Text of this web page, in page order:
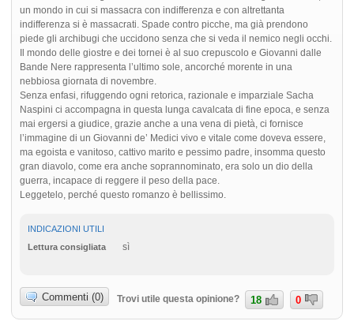
un mondo in cui si massacra con indifferenza e con altrettanta
indifferenza si è massacrati. Spade contro picche, ma già prendono
piede gli archibugi che uccidono senza che si veda il nemico negli occhi.
Il mondo delle giostre e dei tornei è al suo crepuscolo e Giovanni dalle
Bande Nere rappresenta l’ultimo sole, ancorché morente in una
nebbiosa giornata di novembre.
Senza enfasi, rifuggendo ogni retorica, razionale e imparziale Sacha
Naspini ci accompagna in questa lunga cavalcata di fine epoca, e senza
mai ergersi a giudice, grazie anche a una vena di pietà, ci fornisce
l’immagine di un Giovanni de’ Medici vivo e vitale come doveva essere,
ma egoista e vanitoso, cattivo marito e pessimo padre, insomma questo
gran diavolo, come era anche soprannominato, era solo un dio della
guerra, incapace di reggere il peso della pace.
Leggetelo, perché questo romanzo è bellissimo.
INDICAZIONI UTILI
Lettura consigliata
sì
Commenti (0) Trovi utile questa opinione? 18 0